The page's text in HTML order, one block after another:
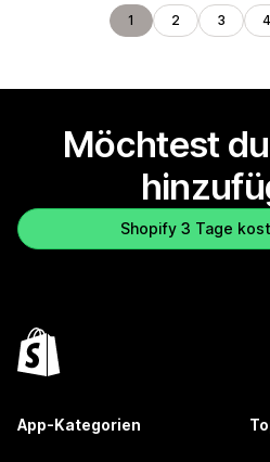
1 2 3 4
Möchtest
Shopify 3 Tage
App-Kategorien